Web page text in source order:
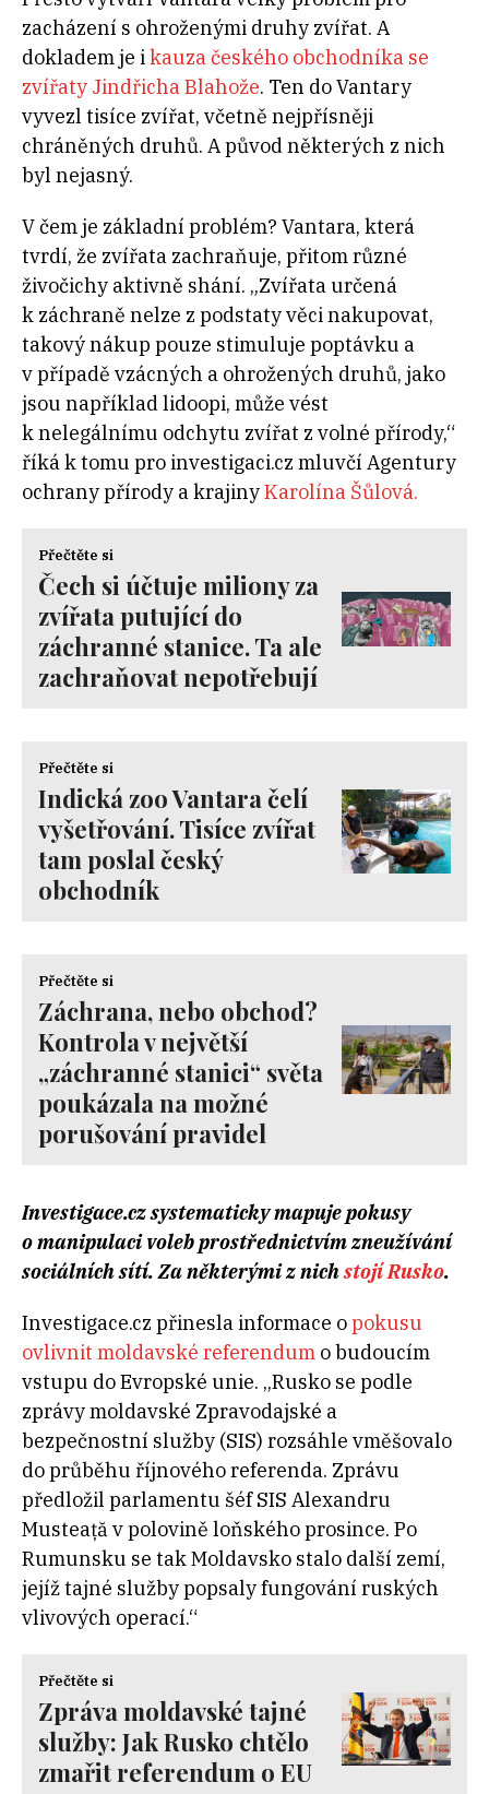
zacházení s ohroženými druhy zvířat. A
dokladem je ikauza českého obchodníka se
zvířaty Jindřicha Blahože. Ten do Vantary
vyvezl tisíce zvířat, včetně nejpřísněji
chráněných druhů. A původ některých z nich
byl nejasný.
V čem je základní problém? Vantara, která
tvrdí, že zvířata zachraňuje, přitom různé
živočichy aktivně shání. „Zvířata určená
k záchraně nelze z podstaty věci nakupovat,
takový nákup pouze stimuluje poptávku a
v případě vzácných a ohrožených druhů, jako
jsou například lidoopi, může vést
k nelegálnímu odchytu zvířat z volné přírody,“
říká k tomu pro investigaci.cz mluvčí Agentury
ochrany přírody a krajinyKarolína Šůlová.
Přečtěte si
Čech si účtuje miliony za
zvířata putující do
záchranné stanice. Ta ale
zachraňovat nepotřebují
Přečtěte si
Indická zoo Vantara čelí
vyšetřování. Tisíce zvířat
tam poslal český
obchodník
Přečtěte si
Záchrana, nebo obchod?
Kontrola v největší
„záchranné stanici“ světa
poukázala na možné
porušování pravidel
Investigace.cz systematicky mapuje pokusy
o manipulaci voleb prostřednictvím zneužívání
sociálních sítí. Za některými z nichstojí Rusko.
Investigace.cz přinesla informace opokusu
ovlivnit moldavské referendum o budoucím
vstupu do Evropské unie. „Rusko se podle
zprávy moldavské Zpravodajské a
bezpečnostní služby (SIS) rozsáhle vměšovalo
do průběhu říjnového referenda. Zprávu
předložil parlamentu šéf SIS Alexandru
Musteață v polovině loňského prosince. Po
Rumunsku se tak Moldavsko stalo další zemí,
jejíž tajné služby popsaly fungování ruských
vlivových operací.“
Přečtěte si
Zpráva moldavské tajné
služby: Jak Rusko chtělo
zmařit referendum o EU